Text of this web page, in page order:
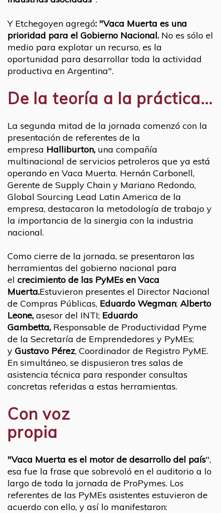
Y Etchegoyen agregó: "Vaca Muerta es una
prioridad para el Gobierno Nacional. No es sólo el
medio para explotar un recurso, es la
oportunidad para desarrollar toda la actividad
productiva en Argentina".
De la teoría a la práctica...
La segunda mitad de la jornada comenzó con la
presentación de referentes de la
empresa Halliburton, una compañía
multinacional de servicios petroleros que ya está
operando en Vaca Muerta. Hernán Carbonell,
Gerente de Supply Chain y Mariano Redondo,
Global Sourcing Lead Latin America de la
empresa, destacaron la metodología de trabajo y
la importancia de la sinergia con la industria
nacional.
Como cierre de la jornada, se presentaron las
herramientas del gobierno nacional para
el crecimiento de las PyMEs en Vaca
Muerta.Estuvieron presentes el Director Nacional
de Compras Públicas, Eduardo Wegman; Alberto
Leone, asesor del INTI; Eduardo
Gambetta, Responsable de Productividad Pyme
de la Secretaría de Emprendedores y PyMEs;
y Gustavo Pérez, Coordinador de Registro PyME.
En simultáneo, se dispusieron tres salas de
asistencia técnica para responder consultas
concretas referidas a estas herramientas.
Con voz
propia
"Vaca Muerta es el motor de desarrollo del país",
esa fue la frase que sobrevoló en el auditorio a lo
largo de toda la jornada de ProPymes. Los
referentes de las PyMEs asistentes estuvieron de
acuerdo con ello, y así lo manifestaron: